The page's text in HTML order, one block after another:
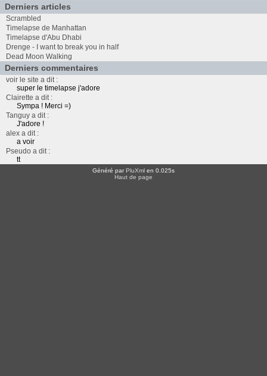
Derniers articles
Scrambled
Timelapse de Manhattan
Timelapse d'Abu Dhabi
Drenge - I want to break you in half
Dead Moon Walking
Derniers commentaires
voir le site a dit :
super le timelapse j'adore
Clairette a dit :
Sympa ! Merci =)
Tanguy a dit :
J'adore !
alex a dit :
a voir
Pseudo a dit :
tt
Généré parPluXml en 0.025s
Haut de page